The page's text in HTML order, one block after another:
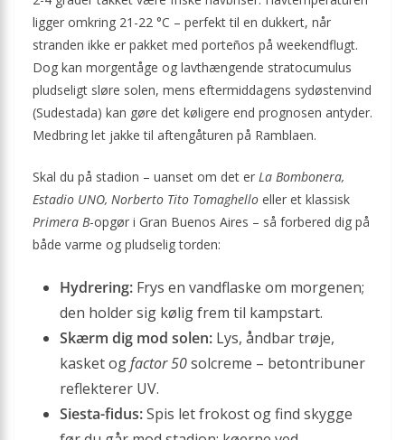
ligger omkring 21-22 °C – perfekt til en dukkert, når
stranden ikke er pakket med porteños på weekendflugt.
Dog kan morgentåge og lavthængende stratocumulus
pludseligt sløre solen, mens eftermiddagens sydøstenvind
(Sudestada) kan gøre det køligere end prognosen antyder.
Medbring let jakke til aftengåturen på Ramblaen.
Skal du på stadion – uanset om det er La Bombonera,
Estadio UNO, Norberto Tito Tomaghello eller et klassisk
Primera B-opgør i Gran Buenos Aires – så forbered dig på
både varme og pludselig torden:
Hydrering: Frys en vandflaske om morgenen;
den holder sig kølig frem til kampstart.
Skærm dig mod solen: Lys, åndbar trøje,
kasket ogfactor 50solcreme – betontribuner
reflekterer UV.
Siesta-fidus:Spis let frokost og find skygge